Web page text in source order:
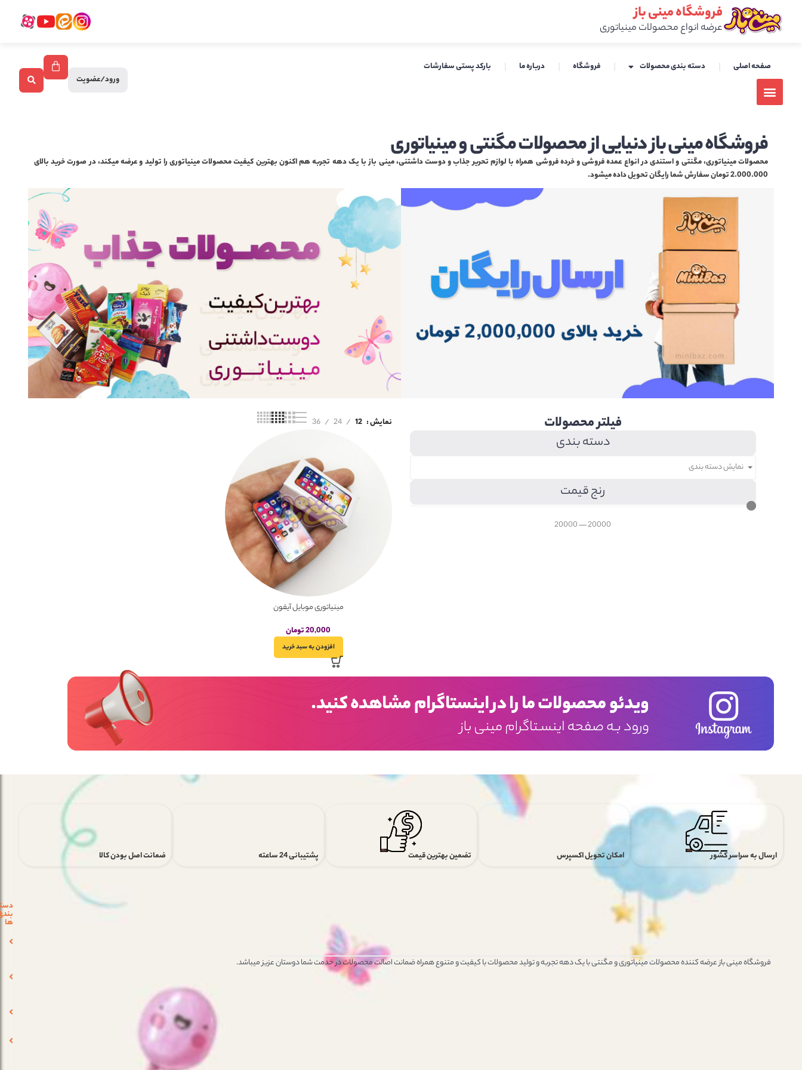
فروشگاه مینی باز
عرضه انواع محصولات مینیاتوری
صفحه اصلی دسته بندی محصولات فروشگاه درباره ما
بارکد پستی سفارشات
ورود/عضویت
فروشگاه مینی باز دنیایی از محصولات مگنتی و مینیاتوری
محصولات مینیاتوری، مگنتی و استندی در انواع عمده فروشی و خرده فروشی همراه با لوازم تحریر جذاب و دوست داشتنی، مینی باز با یک دهه تجربه هم اکنون بهترین کیفیت محصولات مینیاتوری را تولید و عرضه میکند، در صورت خرید بالای
2.000.000 تومان سفارش شما رایگان تحویل داده میشود.
فیلتر محصولات
دسته بندی
نمایش دسته بندی
رنج قیمت
20000
—
20000
نمایش 12
24
36
مینیاتوری موبایل آیفون
20,000تومان
افزودن به سبد خرید
ارسال به سراسر کشور امکان تحویل اکسپرس تضمین بهترین قیمت پشتیبانی 24 ساعته ضمانت اصل بودن کالا
فروشگاه مینی باز عرضه کننده محصولات مینیاتوری و مگنتی با یک دهه تجربه و تولید محصولات با کیفیت و متنوع همراه ضمانت اصالت محصولات در خدمت شما دوستان عزیز میباشد.
ها